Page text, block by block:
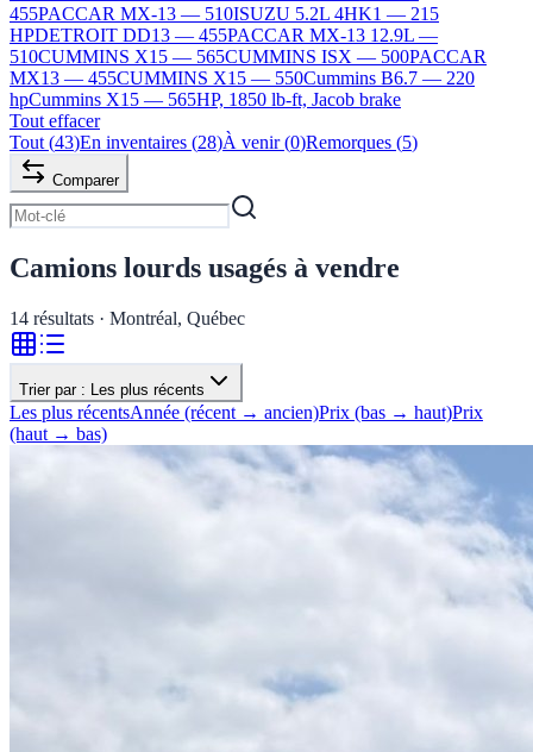
455PACCAR MX-13 — 510ISUZU 5.2L 4HK1 — 215
HPDETROIT DD13 — 455PACCAR MX-13 12.9L —
510CUMMINS X15 — 565CUMMINS ISX — 500PACCAR
MX13 — 455CUMMINS X15 — 550Cummins B6.7 — 220
hpCummins X15 — 565HP, 1850 lb-ft, Jacob brake
Tout effacer
Tout (43)En inventaires (28)À venir (0)Remorques (5)
Comparer
Camions lourds usagés à vendre
14 résultats · Montréal, Québec
Trier par : Les plus récents
Les plus récentsAnnée (récent → ancien)Prix (bas → haut)Prix
(haut → bas)